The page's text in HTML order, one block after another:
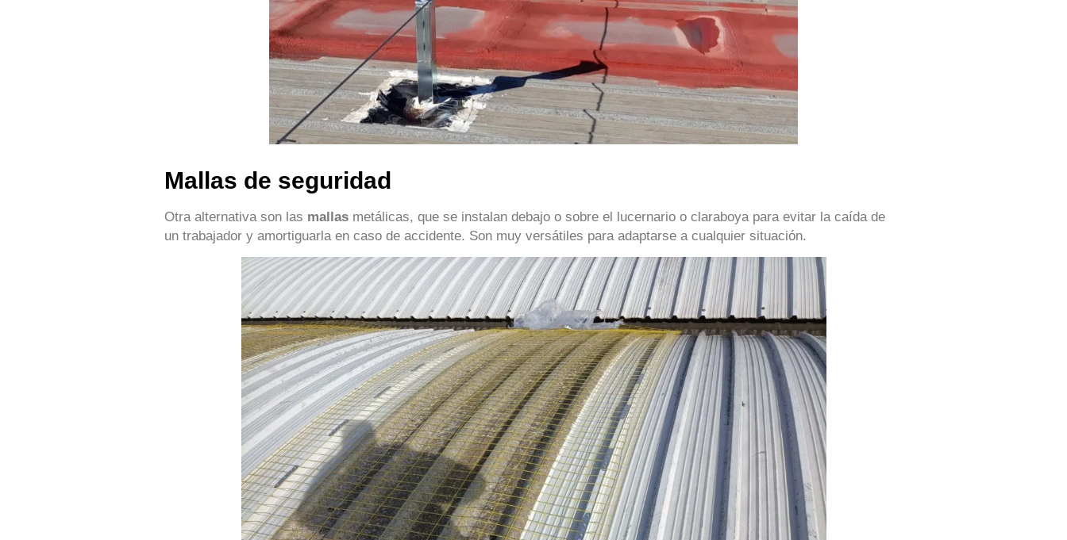
Mallas de seguridad
Otra alternativa son las mallas metálicas, que se instalan debajo o sobre el lucernario o claraboya para evitar la caída de
un trabajador y amortiguarla en caso de accidente. Son muy versátiles para adaptarse a cualquier situación.